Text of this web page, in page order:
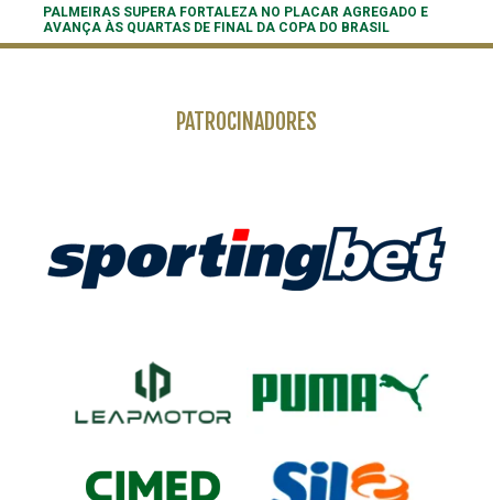
PALMEIRAS SUPERA FORTALEZA NO PLACAR AGREGADO E
AVANÇA ÀS QUARTAS DE FINAL DA COPA DO BRASIL
PATROCINADORES